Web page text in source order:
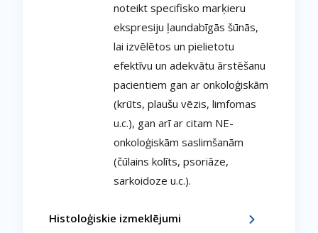
noteikt specifisko marķieru
ekspresiju ļaundabīgās šūnās,
lai izvēlētos un pielietotu
efektīvu un adekvātu ārstēšanu
pacientiem gan ar onkoloģiskām
(krūts, plaušu vēzis, limfomas
u.c.), gan arī ar citam NE-
onkoloģiskām saslimšanām
(čūlains kolīts, psoriāze,
sarkoidoze u.c.).
Histoloģiskie izmeklējumi